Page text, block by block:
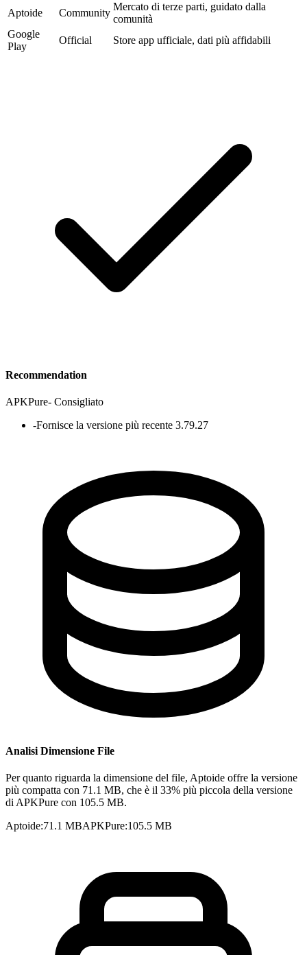
Aptoide
Community
Mercato di terze parti, guidato dalla
comunità
Google
Play
Official Store app ufficiale, dati più affidabili
Recommendation
APKPure- Consigliato
-Fornisce la versione più recente 3.79.27
Analisi Dimensione File
Per quanto riguarda la dimensione del file, Aptoide offre la versione
più compatta con 71.1 MB, che è il 33% più piccola della versione
di APKPure con 105.5 MB.
Aptoide:71.1 MBAPKPure:105.5 MB